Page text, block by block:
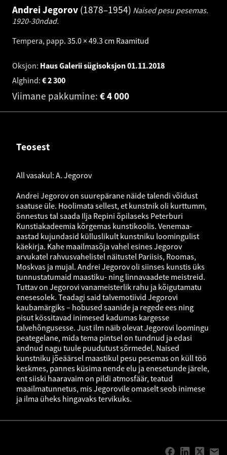
Andrei Jegorov 1878–1954 Naised pesu pesemas.
1920-30ndad.
Tempera, papp. 35.0 × 49.3 cm Raamitud
Oksjon: Haus Galerii sügisoksjon01.11.2018
Alghind:
2 300
€
Viimane pakkumine: 4 000
€
Teosest
All vasakul: A. Jegorov
Andrei Jegorov on suurepärane näide talendi võidust
saatuse üle. Hoolimata sellest, et kunstnik oli kurttumm,
õnnestus tal saada Ilja Repini õpilaseks Peterburi
Kunstiakadeemia kõrgemas kunstikoolis. Venemaa-
aastad kujundasid külluslikult kunstniku loomingulist
käekirja. Kahe maailmasõja vahel esines Jegorov
arvukatel rahvusvahelistel näitustel Pariisis, Roomas,
Moskvas ja mujal. Andrei Jegorov oli siinses kunstis üks
tunnustatumaid maastiku- ning linnavaadete meistreid.
Tuttav on Jegorovi vanameisterlik rahu ja kõigutamatu
enesesolek. Teadagi said talvemotiivid Jegorovi
kaubamärgiks – hobused saanide ja regede ees ning
pisut kössitavad inimesed kadumas kargesse
talvehõngusesse. Just ilm näib olevat Jegorovi loomingu
peategelane, mida tema pintsel on tundnud ja edasi
andnud nagu tuule puudutust sõrmedel. Naised
kunstniku jõeäärsel maastikul pesu pesemas on küll töö
keskmes, pannes küsima nende elu ja enesetunde järele,
ent siiski haaravaim on pildi atmosfäär, teatud
maailmatunnetus, mis Jegorovile omaselt seob inimese
ja ilma üheks hingavaks tervikuks.